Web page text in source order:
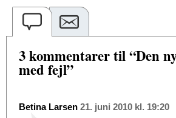
3 kommentarer til “Den
med fejl”
Betina Larsen 21. juni 2010 kl. 19:20